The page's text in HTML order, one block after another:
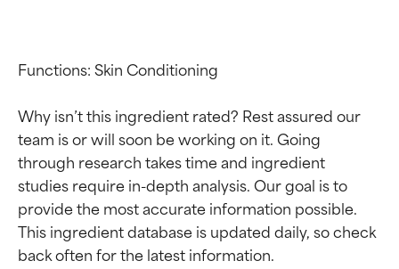
Functions: Skin Conditioning
Why isn’t this ingredient rated? Rest assured our
team is or will soon be working on it. Going
through research takes time and ingredient
studies require in-depth analysis. Our goal is to
provide the most accurate information possible.
This ingredient database is updated daily, so check
Oceny składników
Oceny składników